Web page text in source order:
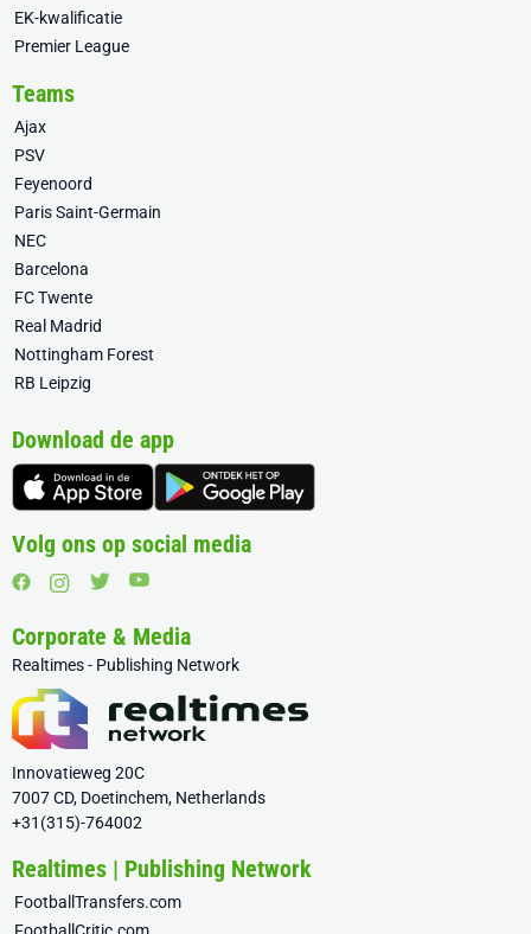
EK-kwalificatie
Premier League
Teams
Ajax
PSV
Feyenoord
Paris Saint-Germain
NEC
Barcelona
FC Twente
Real Madrid
Nottingham Forest
RB Leipzig
Download de app
Volg ons op social media
Corporate & Media
Realtimes - Publishing Network
Innovatieweg 20C
7007 CD, Doetinchem, Netherlands
+31(315)-764002
Realtimes | Publishing Network
FootballTransfers.com